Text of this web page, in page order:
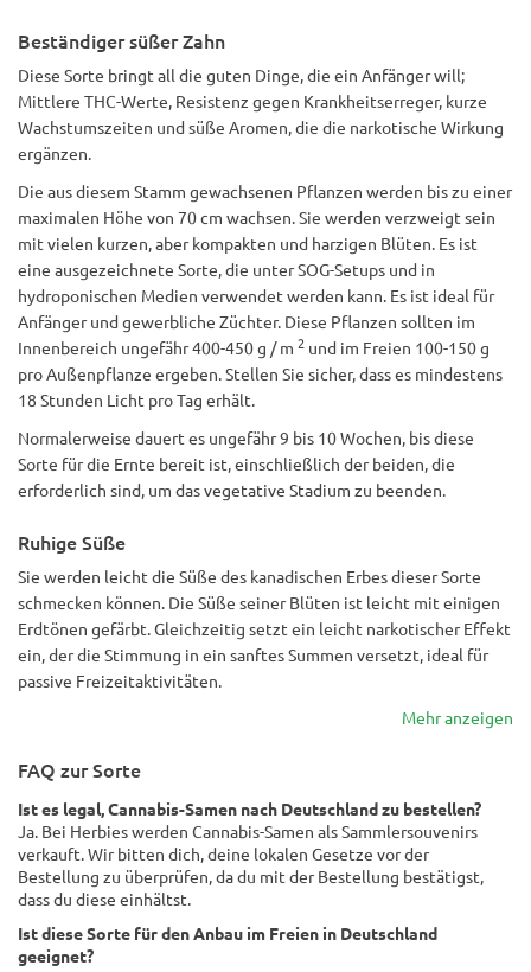
Beständiger süßer Zahn
Diese Sorte bringt all die guten Dinge, die ein Anfänger will;
Mittlere THC-Werte, Resistenz gegen Krankheitserreger, kurze
Wachstumszeiten und süße Aromen, die die narkotische Wirkung
ergänzen.
Die aus diesem Stamm gewachsenen Pflanzen werden bis zu einer
maximalen Höhe von 70 cm wachsen. Sie werden verzweigt sein
mit vielen kurzen, aber kompakten und harzigen Blüten. Es ist
eine ausgezeichnete Sorte, die unter SOG-Setups und in
hydroponischen Medien verwendet werden kann. Es ist ideal für
Anfänger und gewerbliche Züchter. Diese Pflanzen sollten im
Innenbereich ungefähr 400-450 g / m 2 und im Freien 100-150 g
pro Außenpflanze ergeben. Stellen Sie sicher, dass es mindestens
18 Stunden Licht pro Tag erhält.
Normalerweise dauert es ungefähr 9 bis 10 Wochen, bis diese
Sorte für die Ernte bereit ist, einschließlich der beiden, die
erforderlich sind, um das vegetative Stadium zu beenden.
Ruhige Süße
Sie werden leicht die Süße des kanadischen Erbes dieser Sorte
schmecken können. Die Süße seiner Blüten ist leicht mit einigen
Erdtönen gefärbt. Gleichzeitig setzt ein leicht narkotischer Effekt
ein, der die Stimmung in ein sanftes Summen versetzt, ideal für
passive Freizeitaktivitäten.
Mehr anzeigen
FAQ zur Sorte
Ist es legal, Cannabis-Samen nach Deutschland zu bestellen?
Ja. Bei Herbies werden Cannabis-Samen als Sammlersouvenirs
verkauft. Wir bitten dich, deine lokalen Gesetze vor der
Bestellung zu überprüfen, da du mit der Bestellung bestätigst,
dass du diese einhältst.
Ist diese Sorte für den Anbau im Freien in Deutschland
geeignet?